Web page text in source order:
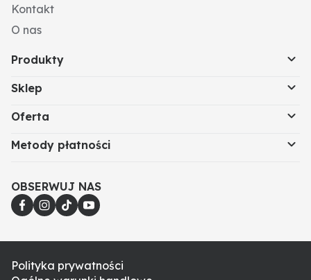
Kontakt
O nas
Produkty
Sklep
Oferta
Metody płatności
OBSERWUJ NAS
Polityka prywatności